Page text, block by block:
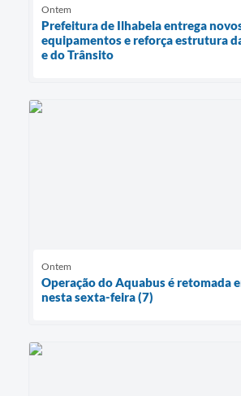
Ontem
Prefeitura de Ilhabela entrega
equipamentos e reforça estrutura
e do Trânsito
Ontem
Operação do Aquabus é retomada
nesta sexta-feira (7)